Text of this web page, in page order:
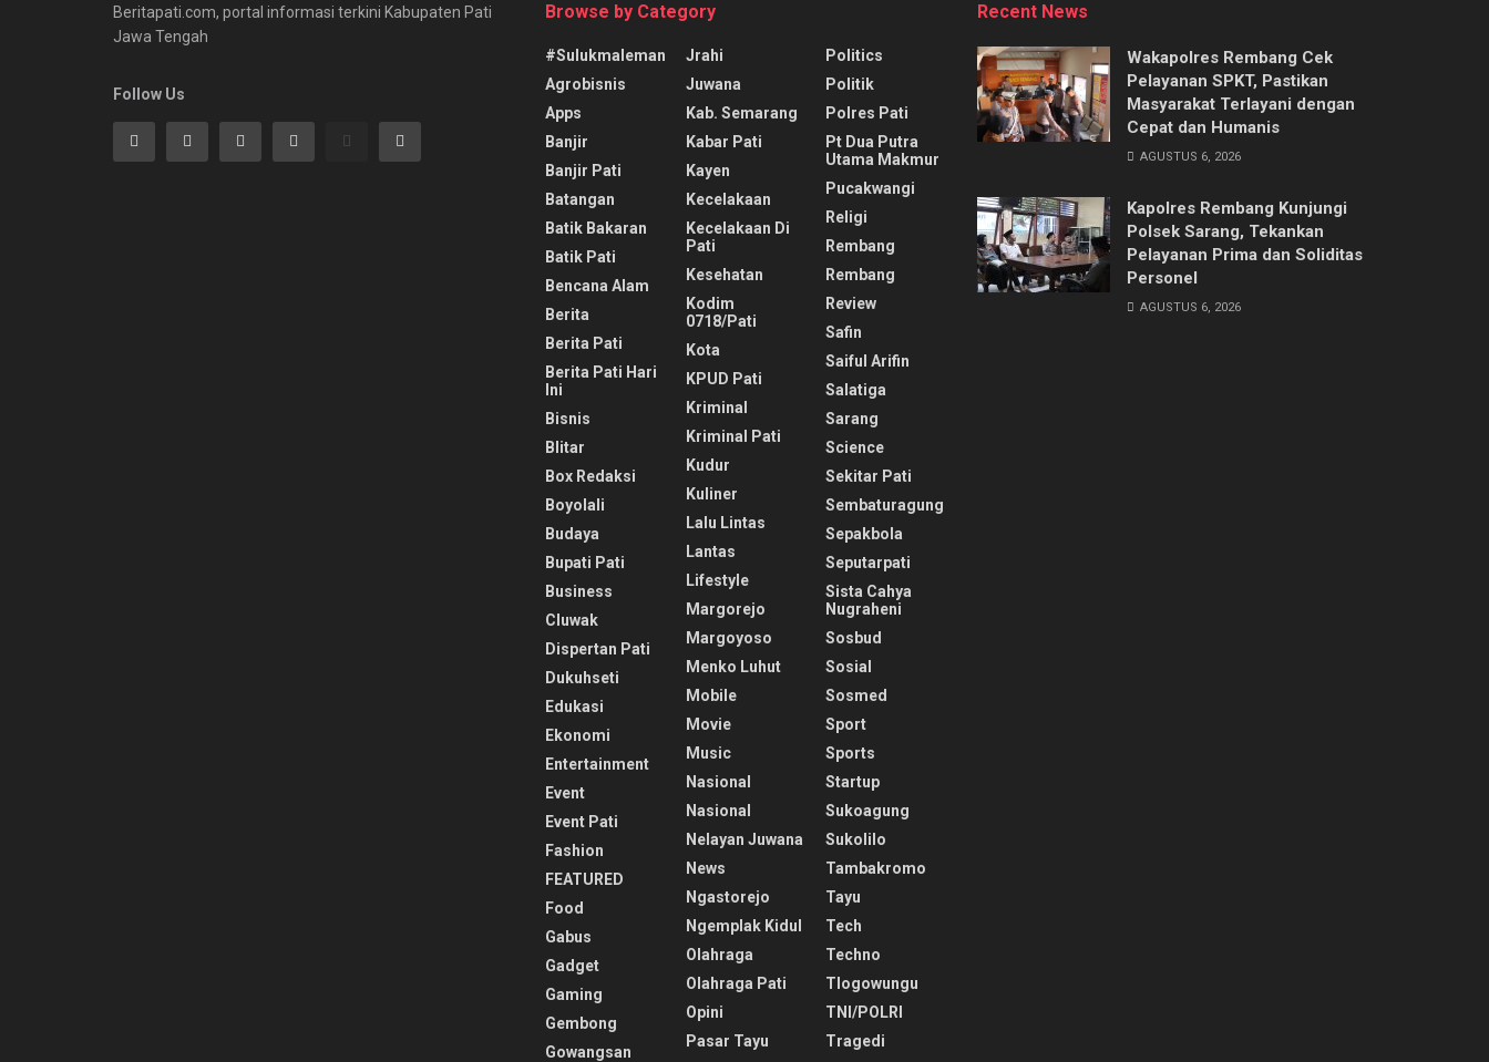
Beritapati.com, portal informasi terkini Kabupaten Pati
Jawa Tengah
Follow Us
Browse by Category
#sulukmaleman
Agrobisnis
Apps
Banjir
Banjir Pati
Batangan
Batik Bakaran
Batik Pati
Bencana Alam
Berita
Berita Pati
Berita Pati Hari
Ini
Bisnis
Blitar
Box Redaksi
Boyolali
Budaya
Bupati Pati
Business
Cluwak
Dispertan Pati
Dukuhseti
Edukasi
Ekonomi
Entertainment
Event
Event Pati
Fashion
FEATURED
Food
Gabus
Gadget
Gaming
Gembong
Gowangsan
Jrahi
Juwana
Kab. Semarang
Kabar Pati
Kayen
Kecelakaan
Kecelakaan Di
Pati
Kesehatan
Kodim
0718/pati
Kota
KPUD Pati
Kriminal
Kriminal Pati
Kudur
Kuliner
Lalu Lintas
Lantas
Lifestyle
Margorejo
Margoyoso
Menko Luhut
Mobile
Movie
Music
Nasional
Nasional
Nelayan Juwana
News
Ngastorejo
Ngemplak Kidul
Olahraga
Olahraga Pati
Opini
Pasar Tayu
Politics
Politik
Polres Pati
Pt Dua Putra
Utama Makmur
Pucakwangi
Religi
Rembang
Rembang
Review
Safin
Saiful Arifin
Salatiga
Sarang
Science
Sekitar Pati
Sembaturagung
Sepakbola
Seputarpati
Sista Cahya
Nugraheni
Sosbud
Sosial
Sosmed
Sport
Sports
Startup
Sukoagung
Sukolilo
Tambakromo
Tayu
Tech
Techno
Tlogowungu
TNI/POLRI
Tragedi
Recent News
Wakapolres Rembang Cek
Pelayanan SPKT, Pastikan
Masyarakat Terlayani dengan
Cepat dan Humanis
AGUSTUS 6, 2026
Kapolres Rembang Kunjungi
Polsek Sarang, Tekankan
Pelayanan Prima dan Soliditas
Personel
AGUSTUS 6, 2026